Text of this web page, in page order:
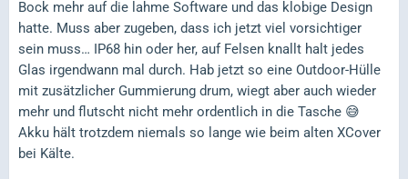
Bock mehr auf die lahme Software und das klobige Design
hatte. Muss aber zugeben, dass ich jetzt viel vorsichtiger
sein muss… IP68 hin oder her, auf Felsen knallt halt jedes
Glas irgendwann mal durch. Hab jetzt so eine Outdoor-Hülle
mit zusätzlicher Gummierung drum, wiegt aber auch wieder
mehr und flutscht nicht mehr ordentlich in die Tasche 😅
Akku hält trotzdem niemals so lange wie beim alten XCover
bei Kälte.